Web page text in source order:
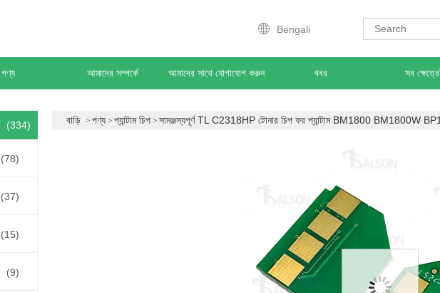
Bengali
পণ্য আমাদের সম্পর্কে আমাদের সাথে যোগাযোগ করুন খবর সব
(334)
(78)
(37)
(15)
(9)
বাড়ি পণ্য প্যান্টাম চিপ সামঞ্জস্যপূর্ণ TL C2318HP টোনার চিপ ফর প্যান্টাম BM1800 BM1800W